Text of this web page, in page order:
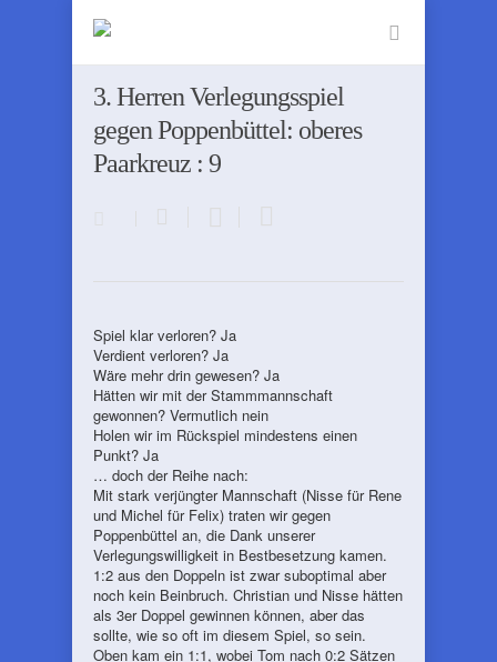
3. Herren Verlegungsspiel
gegen Poppenbüttel: oberes
Paarkreuz : 9
Spiel klar verloren? Ja
Verdient verloren? Ja
Wäre mehr drin gewesen? Ja
Hätten wir mit der Stammmannschaft
gewonnen? Vermutlich nein
Holen wir im Rückspiel mindestens einen
Punkt? Ja
… doch der Reihe nach:
Mit stark verjüngter Mannschaft (Nisse für Rene
und Michel für Felix) traten wir gegen
Poppenbüttel an, die Dank unserer
Verlegungswilligkeit in Bestbesetzung kamen.
1:2 aus den Doppeln ist zwar suboptimal aber
noch kein Beinbruch. Christian und Nisse hätten
als 3er Doppel gewinnen können, aber das
sollte, wie so oft im diesem Spiel, so sein.
Oben kam ein 1:1, wobei Tom nach 0:2 Sätzen